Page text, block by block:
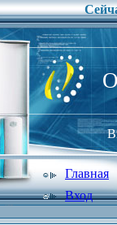
Главная
Вход